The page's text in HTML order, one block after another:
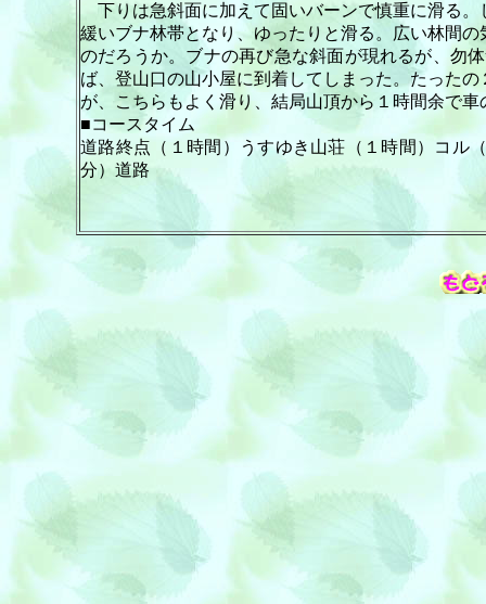
下りは急斜面に加えて固いバーンで慎重に滑る
緩いブナ林帯となり、ゆったりと滑る。広い林間
のだろうか。ブナの再び急な斜面が現れるが、勿
ば、登山口の山小屋に到着してしまった。たった
が、こちらもよく滑り、結局山頂から１時間余で
■コースタイム
道路終点（１時間）うすゆき山荘（１時間）コル
分）道路